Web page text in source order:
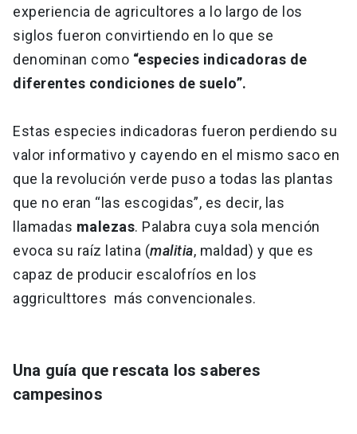
experiencia de agricultores a lo largo de los
siglos fueron convirtiendo en lo que se
denominan como “especies indicadoras de
diferentes condiciones de suelo”.
Estas especies indicadoras fueron perdiendo su
valor informativo y cayendo en el mismo saco en
que la revolución verde puso a todas las plantas
que no eran “las escogidas”, es decir, las
llamadas malezas. Palabra cuya sola mención
evoca su raíz latina (malitia, maldad) y que es
capaz de producir escalofríos en los
aggriculttores más convencionales.
Una guía que rescata los saberes
campesinos